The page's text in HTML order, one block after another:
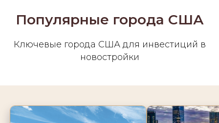
Популярные города США
Ключевые города США для инвестиций в
новостройки